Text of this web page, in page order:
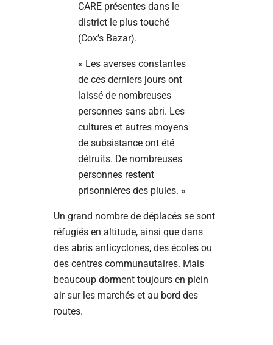
CARE présentes dans le
district le plus touché
(Cox’s Bazar).
« Les averses constantes
de ces derniers jours ont
laissé de nombreuses
personnes sans abri. Les
cultures et autres moyens
de subsistance ont été
détruits. De nombreuses
personnes restent
prisonnières des pluies. »
Un grand nombre de déplacés se sont
réfugiés en altitude, ainsi que dans
des abris anticyclones, des écoles ou
des centres communautaires. Mais
beaucoup dorment toujours en plein
air sur les marchés et au bord des
routes.